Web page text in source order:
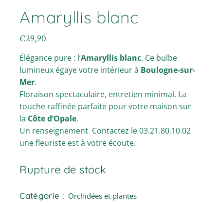
Amaryllis blanc
€29,90
Élégance pure : l’Amaryllis blanc. Ce bulbe
lumineux égaye votre intérieur à Boulogne-sur-
Mer.
Floraison spectaculaire, entretien minimal. La
touche raffinée parfaite pour votre maison sur
la Côte d’Opale.
Un renseignement Contactez le 03.21.80.10.02
une fleuriste est à votre écoute.
Rupture de stock
Catégorie : Orchidées et plantes